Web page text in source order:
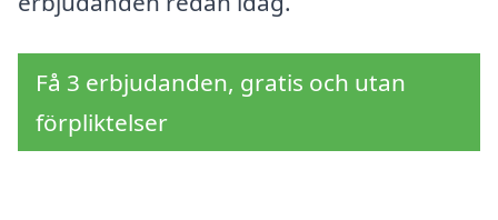
Få 3 erbjudanden, gratis och utan
förpliktelser